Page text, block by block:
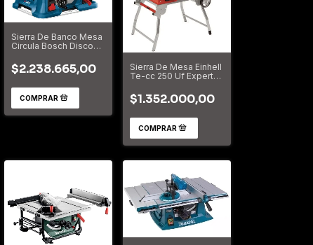
Sierra De Banco Mesa
Circula Bosch Disco
$2.238.665,00
Sierra De Mesa Einhell
Te-cc 250 Uf Expert
$1.352.000,00